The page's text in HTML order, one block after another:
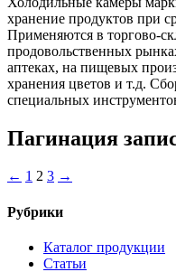
хранение продуктов при
Применяются в торгово-
продовольственных
аптеках, на пищевых
хранения цветов и т.д.
специальных
Пагинация
← 1 2 3 →
Рубрики
Каталог продукции
Статьи